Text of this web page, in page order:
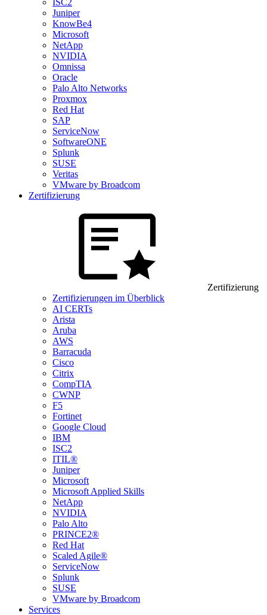
ISC2
Juniper
KnowBe4
Microsoft
NetApp
NVIDIA
Omnissa
Oracle
Palo Alto Networks
Proxmox
Red Hat
SAP
ServiceNow
SoftwareONE
Splunk
SUSE
Veritas
VMware by Broadcom
Zertifizierung
Zertifizierung
Zertifizierungen im Überblick
AI CERTs
Arista
Aruba
AWS
Barracuda
Cisco
Citrix
CompTIA
CWNP
F5
Fortinet
Google Cloud
IBM
ISC2
ITIL®
Juniper
Microsoft
Microsoft Applied Skills
NetApp
NVIDIA
Palo Alto
PRINCE2®
Red Hat
Scaled Agile®
ServiceNow
Splunk
SUSE
VMware by Broadcom
Services